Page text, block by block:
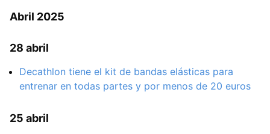
Abril 2025
28 abril
Decathlon tiene el kit de bandas elásticas para
entrenar en todas partes y por menos de 20 euros
25 abril